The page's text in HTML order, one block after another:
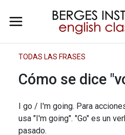
TODAS LAS FRASES
Cómo se dice
I go / I'm going. Para
usa "I'm going". "Go" es un
pasado.